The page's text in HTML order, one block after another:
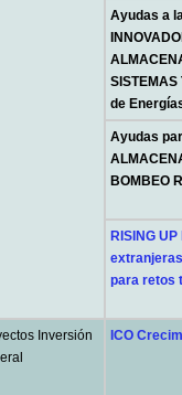
Ayudas a
de
Ayudas
BOMBEO
RISING
para retos
Inversión
ICO